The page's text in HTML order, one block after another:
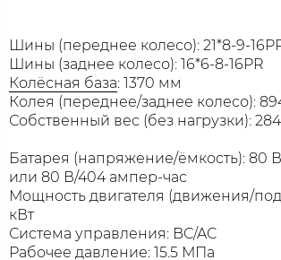
Шины (переднее колесо): 21*8-9-
Шины (заднее колесо): 16*6-8-16PR
Колёсная база: 1370 мм
Колея (переднее/заднее колесо):
Собственный вес (без нагрузки):
Батарея (напряжение/ёмкость): 80
или 80 В/404 ампер-час
Мощность двигателя (движения/
кВт
Система управления: BC/AC
Рабочее давление: 15.5 МПа